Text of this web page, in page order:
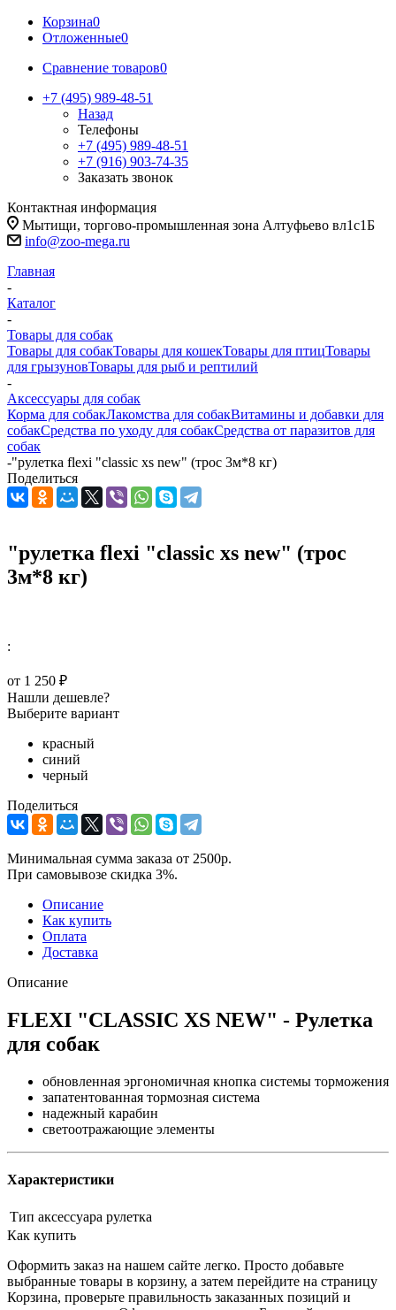
Корзина0
Отложенные0
Сравнение товаров0
+7 (495) 989-48-51
Назад
Телефоны
+7 (495) 989-48-51
+7 (916) 903-74-35
Заказать звонок
Контактная информация
Мытищи, торгово-промышленная зона Алтуфьево вл1с1Б
info@zoo-mega.ru
Главная
-
Каталог
-
Товары для собак
Товары для собакТовары для кошекТовары для птицТовары
для грызуновТовары для рыб и рептилий
-
Аксессуары для собак
Корма для собакЛакомства для собакВитамины и добавки для
собакСредства по уходу для собакСредства от паразитов для
собак
-"рулетка flexi "classic xs new" (трос 3м*8 кг)
Поделиться
"рулетка flexi "classic xs new" (трос
3м*8 кг)
:
от 1 250 ₽
Нашли дешевле?
Выберите вариант
красный
синий
черный
Поделиться
Минимальная сумма заказа от 2500р.
При самовывозе скидка 3%.
Описание
Как купить
Оплата
Доставка
Описание
FLEXI "CLASSIC XS NEW" - Рулетка
для собак
обновленная эргономичная кнопка системы торможения
запатентованная тормозная система
надежный карабин
светоотражающие элементы
Характеристики
Тип аксессуара рулетка
Как купить
Оформить заказ на нашем сайте легко. Просто добавьте
выбранные товары в корзину, а затем перейдите на страницу
Корзина, проверьте правильность заказанных позиций и